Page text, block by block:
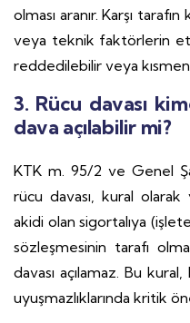
olması aranır. Karşı
veya teknik faktörlerin
reddedilebilir veya
3. Rücu davası
dava açılabilir mi?
KTK m. 95/2 ve Genel
rücu davası, kural olarak
akidi olan sigortalıya
sözleşmesinin tarafı
davası açılamaz. Bu
uyuşmazlıklarında kritik